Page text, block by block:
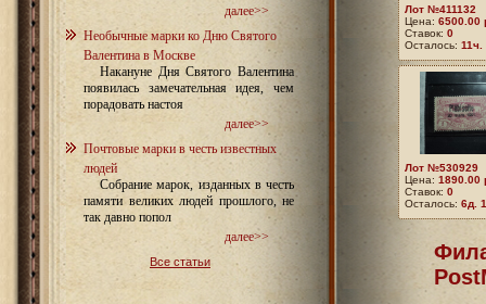
далее>>
Необычные марки ко Дню Святого
Валентина в Москве
Накануне Дня Святого Валентина
появилась замечательная идея, чем
порадовать настоя
далее>>
Почтовые марки в честь известных
людей
Собрание марок, изданных в честь
памяти великих людей прошлого, не
так давно попол
далее>>
Все статьи
Лот №411132
Цена: 6500.00
Ставок: 0
Осталось: 11ч.
Лот №530929
Цена: 1890.00
Ставок: 0
Осталось: 6д.